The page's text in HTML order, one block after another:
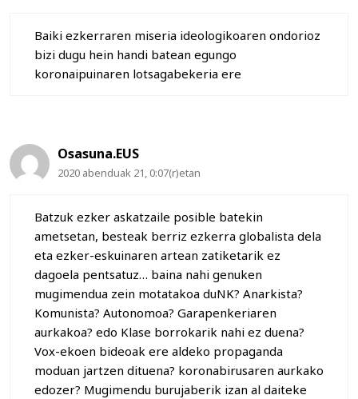
Baiki ezkerraren miseria ideologikoaren ondorioz
bizi dugu hein handi batean egungo
koronaipuinaren lotsagabekeria ere
Osasuna.EUS
2020 abenduak 21, 0:07(r)etan
Batzuk ezker askatzaile posible batekin
ametsetan, besteak berriz ezkerra globalista dela
eta ezker-eskuinaren artean zatiketarik ez
dagoela pentsatuz… baina nahi genuken
mugimendua zein motatakoa duNK? Anarkista?
Komunista? Autonomoa? Garapenkeriaren
aurkakoa? edo Klase borrokarik nahi ez duena?
Vox-ekoen bideoak ere aldeko propaganda
moduan jartzen dituena? koronabirusaren aurkako
edozer? Mugimendu burujaberik izan al daiteke